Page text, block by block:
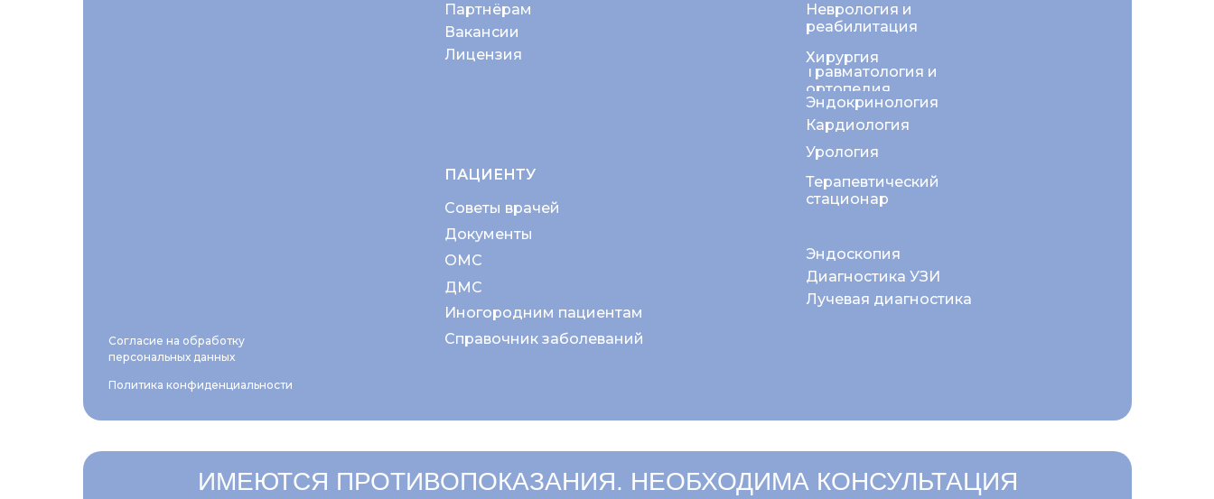
Политика конфиденциальности
Согласие на обработку
персональных данных
Партнёрам
Вакансии
Лицензия
Неврология и
реабилитация
Хирургия
Диагностика УЗИ
Эндоскопия
Травматология и
ортопедия
Эндокринология
Терапевтический
стационар
Кардиология
Урология
Лучевая диагностика
ПАЦИЕНТУ
Советы врачей
ОМС
Документы
ДМС
Иногородним пациентам
Справочник заболеваний
ИМЕЮТСЯ ПРОТИВОПОКАЗАНИЯ. НЕОБХОДИМА КОНСУЛЬТАЦИЯ